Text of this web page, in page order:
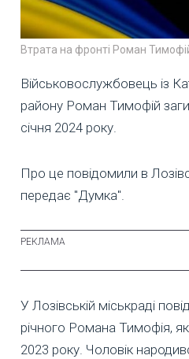
Втрата на фронті Роман
Військовослужбовець із
району Роман Тимофій
січня 2024 року.
Про це повідомили в
передає "Думка".
У Лозівській міськраді
річного Романа Тимофія,
2023 року. Чоловік